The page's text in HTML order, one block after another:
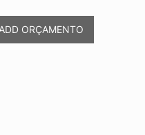
ADD ORÇAMENTO